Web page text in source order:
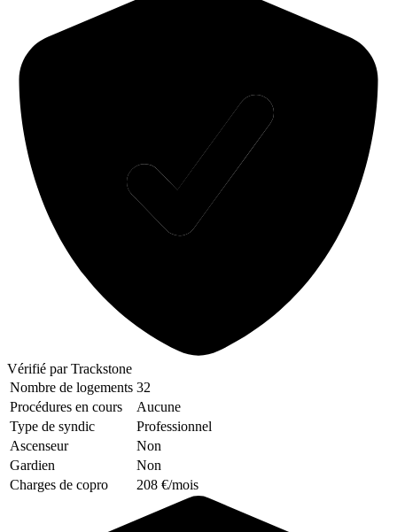
Vérifié par Trackstone
Nombre de logements 32
Procédures en cours
Aucune
Type de syndic
Professionnel
Ascenseur
Non
Gardien
Non
Charges de copro
208 €/mois